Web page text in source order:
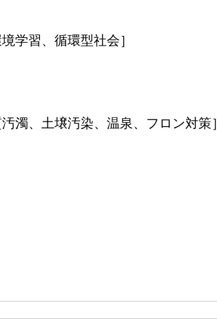
習、循環型社会］
、土壌汚染、温泉、フロン対策］